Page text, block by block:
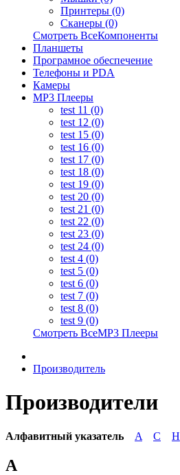
Принтеры (0)
Сканеры (0)
Смотреть ВсеКомпоненты
Планшеты
Програмное обеспечение
Телефоны и PDA
Камеры
MP3 Плееры
test 11 (0)
test 12 (0)
test 15 (0)
test 16 (0)
test 17 (0)
test 18 (0)
test 19 (0)
test 20 (0)
test 21 (0)
test 22 (0)
test 23 (0)
test 24 (0)
test 4 (0)
test 5 (0)
test 6 (0)
test 7 (0)
test 8 (0)
test 9 (0)
Смотреть ВсеMP3 Плееры
Производитель
Производители
Алфавитный указатель A C H
A